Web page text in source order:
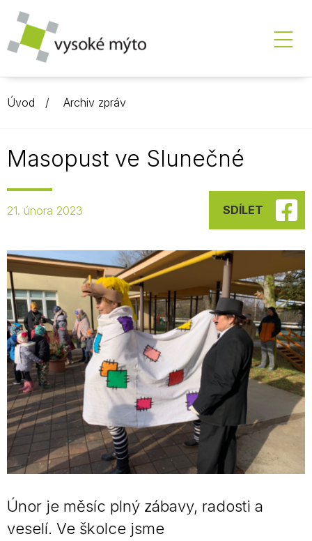
Úvod Archiv zpráv
Masopust ve Slunečné
21. února 2023 SDÍLET
Únor je měsíc plný zábavy, radosti a
veselí. Ve školce jsme